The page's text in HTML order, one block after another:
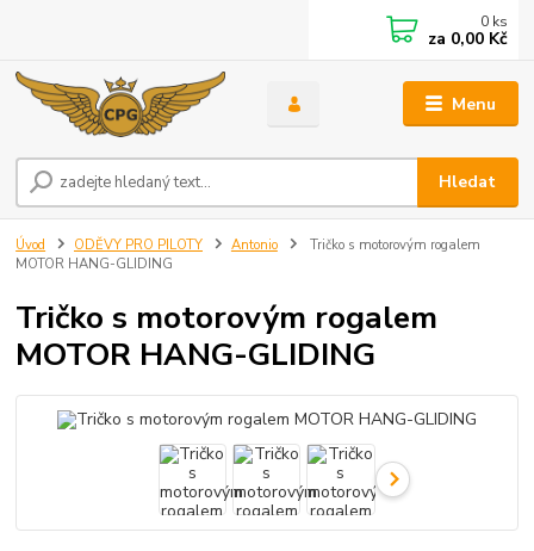
Menu
Hledat
0 ks
za 0,00 Kč
Úvod ODĚVY PRO PILOTY Antonio
Tričko s motorovým rogalem
MOTOR HANG-GLIDING
Tričko s motorovým rogalem
MOTOR HANG-GLIDING